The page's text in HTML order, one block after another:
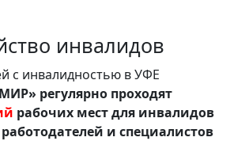
инвалидов
регулярно проходят
рабочих мест для инвалидов
и специалистов